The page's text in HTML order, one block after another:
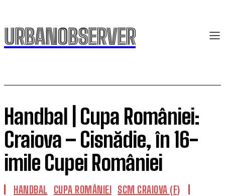
URBANOBSERVER
Handbal | Cupa României:
Craiova – Cisnădie, în 16-
imile Cupei României
HANDBAL CUPA ROMÂNIEI SCM CRAIOVA (F)